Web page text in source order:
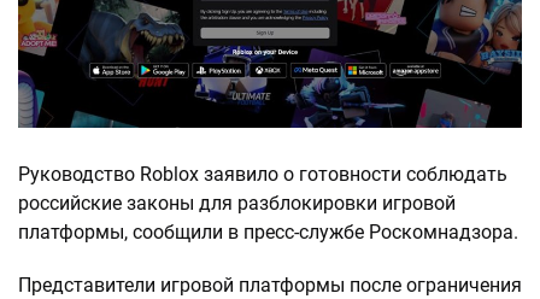
Руководство Roblox заявило о готовности соблюдать
российские законы для разблокировки игровой
платформы, сообщили в пресс-службе Роскомнадзора.
Представители игровой платформы после ограничения